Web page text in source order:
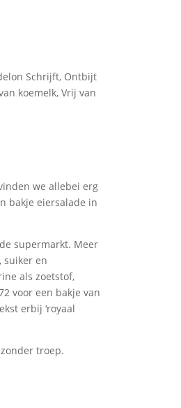
Schrijft, Ontbijt
koemelk,Vrij van
we allebei erg
bakje eiersalade in
supermarkt. Meer
suiker en
als zoetstof,
voor een bakje van
erbij ‘royaal
troep.